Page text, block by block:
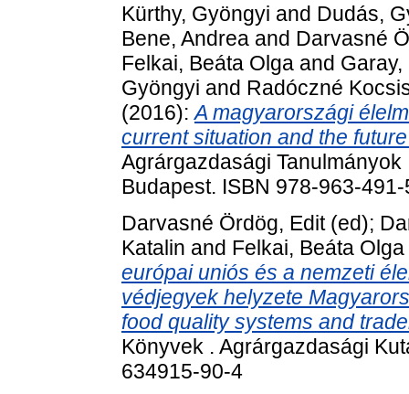
Kürthy, Gyöngyi and Dudás,
Bene, Andrea and Darvasné
Felkai, Beáta Olga and
Gyöngyi and Radóczné
(2016):A magyarországi
current situation and the
Agrárgazdasági
Budapest. ISBN 978-963-
Darvasné Ördög, Edit(ed);
Katalin and Felkai, Beáta Olga
európai uniós és a nemzeti
védjegyek helyzete
food quality systems and
Könyvek . Agrárgazdasági
634915-90-4